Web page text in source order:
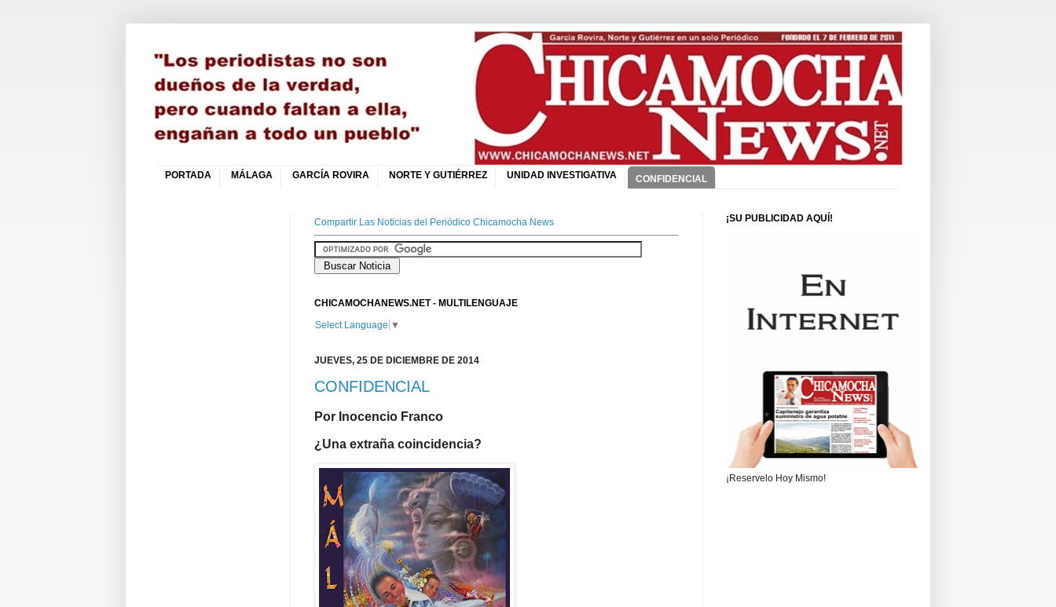
PORTADA MÁLAGA GARCÍA ROVIRA NORTE Y GUTIÉRREZ UNIDAD INVESTIGATIVA CONFIDENCIAL
Compartir Las Noticias del Periódico Chicamocha News
CHICAMOCHANEWS.NET - MULTILENGUAJE
Select Language ▼
JUEVES, 25 DE DICIEMBRE DE 2014
CONFIDENCIAL
Por Inocencio Franco
¿Una extraña coincidencia?
¡SU PUBLICIDAD AQUÍ!
¡Reservelo Hoy Mismo!